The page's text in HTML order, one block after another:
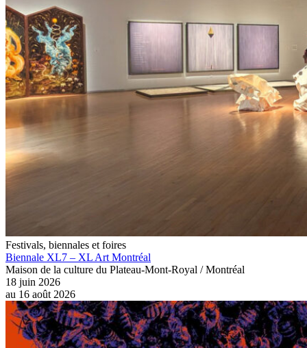
Festivals, biennales et foires
Biennale XL7 – XL Art Montréal
Maison de la culture du Plateau-Mont-Royal / Montréal
18 juin 2026
au 16 août 2026